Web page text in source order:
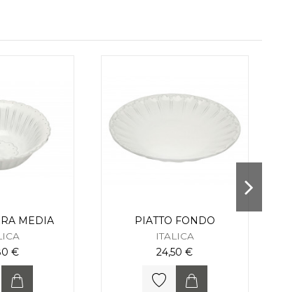
MEDIA
€
PIATTO FONDO
ITALICA
24,50 €